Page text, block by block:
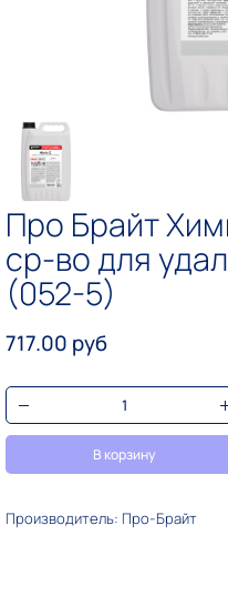
Про Брайт
ср-во для
(052-5)
717.00 руб
В корзину
Производитель: Про-Брайт